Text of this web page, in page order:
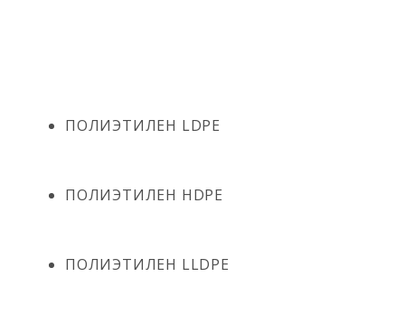
ПОЛИЭТИЛЕН LDPE
ПОЛИЭТИЛЕН HDPE
ПОЛИЭТИЛЕН LLDPE